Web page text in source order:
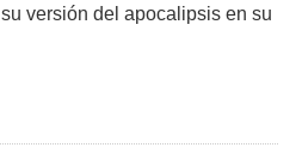
versión del apocalipsis en su